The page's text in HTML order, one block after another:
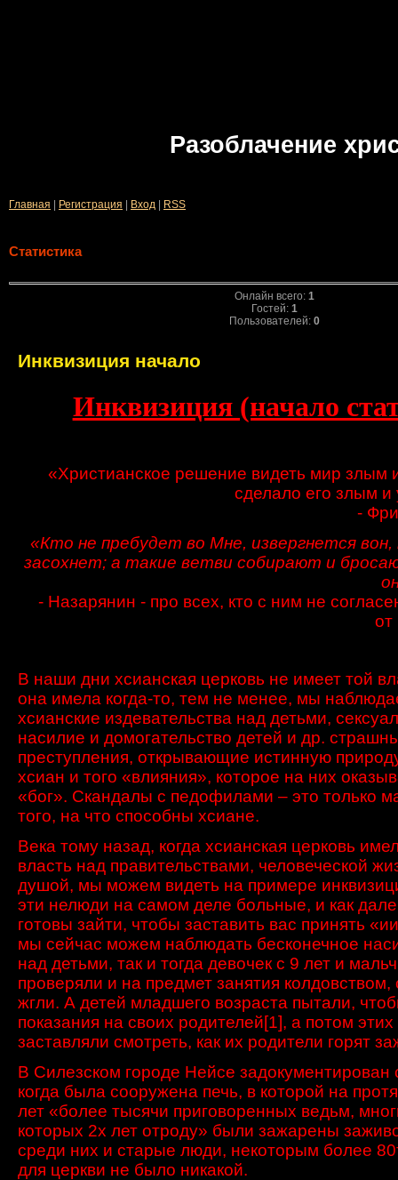
Разоблачение
Главная | Регистрация | Вход | RSS
Статистика
Онлайн всего: 1
Гостей: 1
Пользователей: 0
Инквизиция начало
Инквизиция (начало
«Христианское решение видеть мир злым
сделало его злым
-
«Кто не пребудет во Мне, извергнется вон,
засохнет; а такие ветви собирают и
- Назарянин - про всех, кто с ним не
от
В наши дни хсианская церковь не имеет той
она имела когда-то, тем не менее, мы
хсианские издевательства над детьми,
насилие и домогательство детей и др.
преступления, открывающие истинную
хсиан и того «влияния», которое на них
«бог». Скандалы с педофилами – это только
того, на что способны хсиане.
Века тому назад, когда хсианская церковь
власть над правительствами, человеческой
душой, мы можем видеть на примере
эти нелюди на самом деле больные, и как
готовы зайти, чтобы заставить вас принять
мы сейчас можем наблюдать бесконечное
над детьми, так и тогда девочек с 9 лет и
проверяли и на предмет занятия колдовством,
жгли. А детей младшего возраста пытали,
показания на своих родителей[1], а потом этих
заставляли смотреть, как их родители горят
В Силезском городе Нейсе задокументирован
когда была сооружена печь, в которой на
лет «более тысячи приговоренных ведьм,
которых 2х лет отроду» были зажарены
среди них и старые люди, некоторым более
для церкви не было никакой.